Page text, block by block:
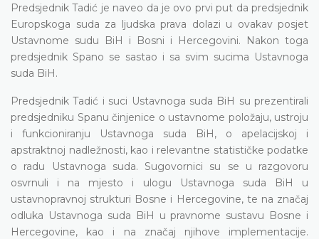
Predsjednik Tadić je naveo da je ovo prvi put da predsjednik
Europskoga suda za ljudska prava dolazi u ovakav posjet
Ustavnome sudu BiH i Bosni i Hercegovini. Nakon toga
predsjednik Spano se sastao i sa svim sucima Ustavnoga
suda BiH.
Predsjednik Tadić i suci Ustavnoga suda BiH su prezentirali
predsjedniku Spanu činjenice o ustavnome položaju, ustroju
i funkcioniranju Ustavnoga suda BiH, o apelacijskoj i
apstraktnoj nadležnosti, kao i relevantne statističke podatke
o radu Ustavnoga suda. Sugovornici su se u razgovoru
osvrnuli i na mjesto i ulogu Ustavnoga suda BiH u
ustavnopravnoj strukturi Bosne i Hercegovine, te na značaj
odluka Ustavnoga suda BiH u pravnome sustavu Bosne i
Hercegovine, kao i na značaj njihove implementacije.